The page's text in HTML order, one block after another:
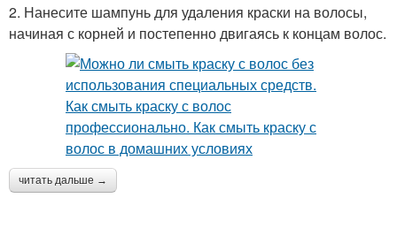
2. Нанесите шампунь для удаления краски на волосы,
начиная с корней и постепенно двигаясь к концам волос.
читать дальше →